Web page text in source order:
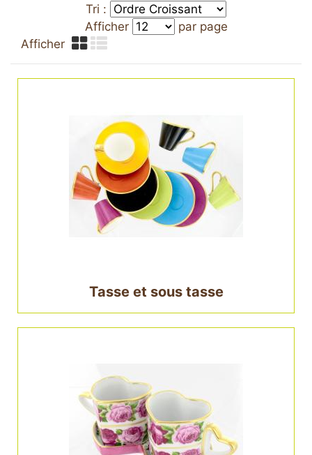
Tri :
Afficher
par page
Afficher
Tasse et sous tasse